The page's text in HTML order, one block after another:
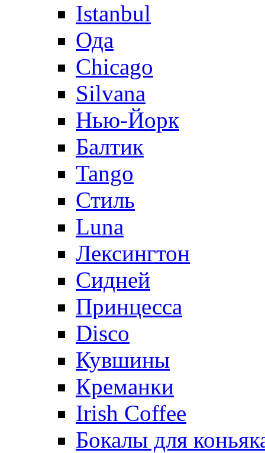
Istanbul
Ода
Chicago
Silvana
Нью-Йорк
Балтик
Tango
Стиль
Luna
Лексингтон
Сидней
Принцесса
Disco
Кувшины
Креманки
Irish Coffee
Бокалы для